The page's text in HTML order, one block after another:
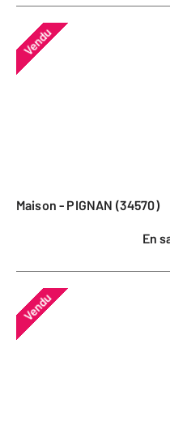
Vendu
Maison - PIGNAN (34570)
En
Vendu